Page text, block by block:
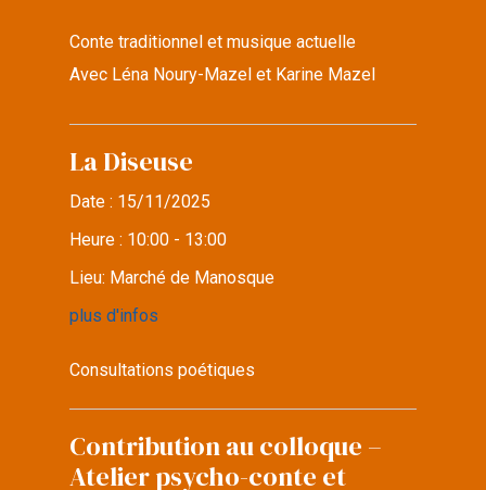
Conte traditionnel et musique actuelle
Avec Léna Noury-Mazel et Karine Mazel
La Diseuse
Date : 15/11/2025
Heure : 10:00 - 13:00
Lieu: Marché de Manosque
plus d'infos
Consultations poétiques
Contribution au colloque –
Atelier psycho-conte et